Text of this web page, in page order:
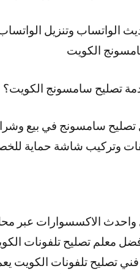
الواتساب وتنزيل
الكويت
تصليح سامسونج الكويت؟
سامسونج في بيع
وتركيب شاشة حماية
واحدث الاكسسوارات عبر
معلم تصليح تلفونات
تصليح تلفونات الكويت